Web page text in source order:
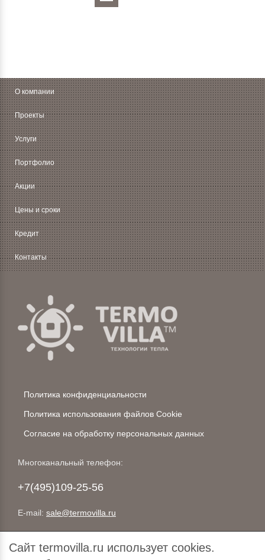
О компании
Проекты
Услуги
Портфолио
Акции
Цены и сроки
Кредит
Контакты
Политика конфиденциальности
Политика использования файлов Cookie
Согласие на обработку персональных данных
Многоканальный телефон:
+7(495)109-25-56
E-mail: sale@termovilla.ru
Сайт termovilla.ru использует cookies.